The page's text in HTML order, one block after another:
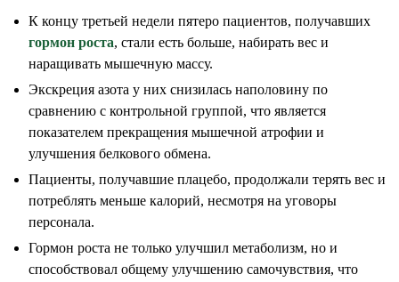
К концу третьей недели пятеро пациентов, получавших
гормон роста, стали есть больше, набирать вес и
наращивать мышечную массу.
Экскреция азота у них снизилась наполовину по
сравнению с контрольной группой, что является
показателем прекращения мышечной атрофии и
улучшения белкового обмена.
Пациенты, получавшие плацебо, продолжали терять вес и
потреблять меньше калорий, несмотря на уговоры
персонала.
Гормон роста не только улучшил метаболизм, но и
способствовал общему улучшению самочувствия, что